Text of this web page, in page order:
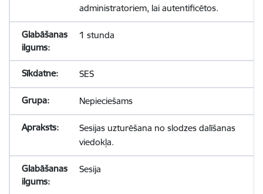
administratoriem, lai autentificētos.
1 stunda
SES
Nepieciešams
Sesijas uzturēšana no slodzes dalīšanas
viedokļa.
Sesija